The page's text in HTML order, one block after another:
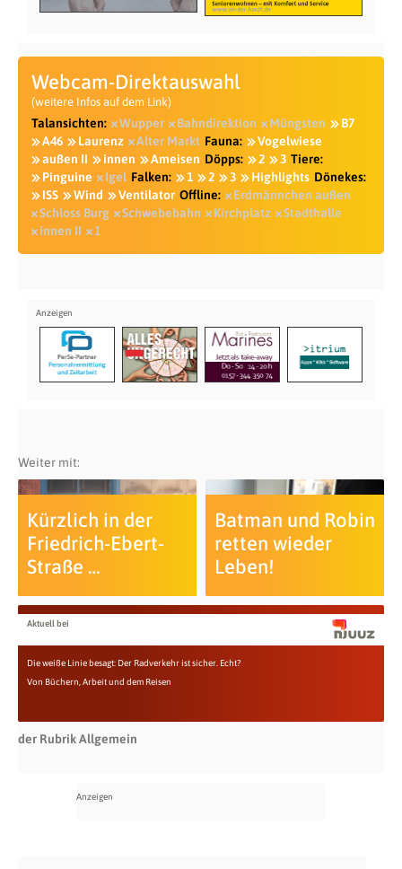
Webcam-Direktauswahl
(weitere Infos auf dem Link)
Talansichten: Wupper Bahndirektion Müngsten
B7
A46
Laurenz Alter Markt Fauna:
Vogelwiese
außen II
innen Ameisen Döpps: 2 3 Tiere:
Pinguine
Igel Falken: 1 2 3 Highlights Dönekes:
ISS
Wind Ventilator Offline:
Erdmännchen außen
Schloss Burg
Schwebebahn Kirchplatz
Stadthalle
innen II
1
Weiter mit:
Kürzlich in der
Friedrich-Ebert-
Straße …
Batman und Robin
retten wieder
Leben!
Aktuell bei
Die weiße Linie besagt: Der Radverkehr ist sicher. Echt?
Von Büchern, Arbeit und dem Reisen
der Rubrik Allgemein